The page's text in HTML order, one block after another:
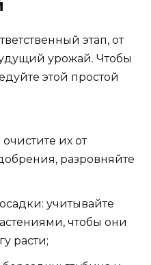
этап, от
урожай. Чтобы
этой простой
их от
разровняйте
учитывайте
чтобы они
расти;